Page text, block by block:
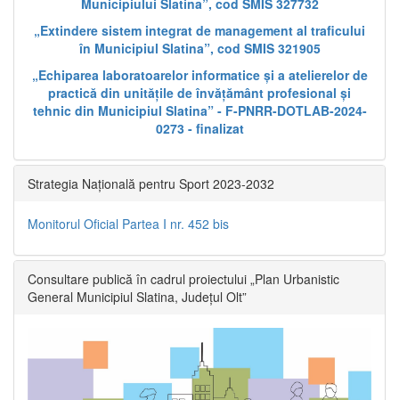
Municipiului Slatina”, cod SMIS 327732
„Extindere sistem integrat de management al traficului
în Municipiul Slatina”, cod SMIS 321905
„Echiparea laboratoarelor informatice și a atelierelor de
practică din unitățile de învățământ profesional și
tehnic din Municipiul Slatina” - F-PNRR-DOTLAB-2024-
0273 - finalizat
Strategia Națională pentru Sport 2023-2032
Monitorul Oficial Partea I nr. 452 bis
Consultare publică în cadrul proiectului „Plan Urbanistic
General Municipiul Slatina, Județul Olt”